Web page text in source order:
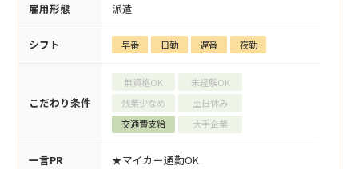
雇用形態 派遣
シフト 早番 日勤 遅番 夜勤
こだわり条件
無資格OK
未経験OK
残業少なめ
土日休み
交通費支給
大手企業
一言PR ★マイカー通勤OK